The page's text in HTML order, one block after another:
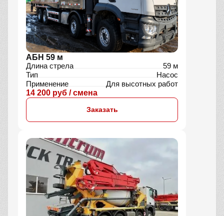
АБН 59 м
Длина стрела
59 м
Тип
Насос
Применение
Для высотных работ
14 200 руб / смена
Заказать